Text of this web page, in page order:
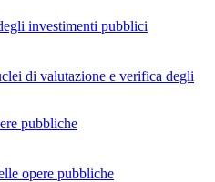
investimenti pubblici
di valutazione e verifica degli
pubbliche
opere pubbliche